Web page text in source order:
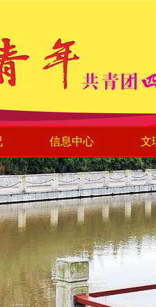
信息中心 文